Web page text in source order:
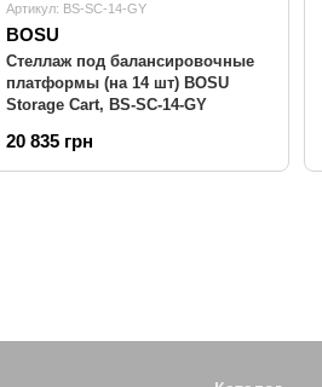
Артикул: BS-SC-14-GY
BOSU
Стеллаж под балансировочные
платформы (на 14 шт) BOSU
Storage Cart, BS-SC-14-GY
20 835 грн